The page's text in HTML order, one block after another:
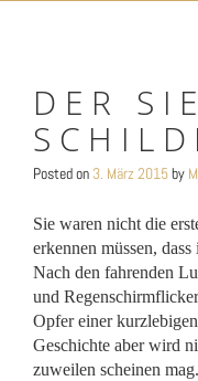
DER
Posted on 3. März 2015by
Sie waren nicht die
erkennen müssen,
Nach den fahrenden
und
Opfer einer
Geschichte aber wird
zuweilen scheinen mag.